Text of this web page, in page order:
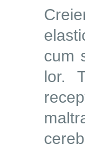
cum
lor.